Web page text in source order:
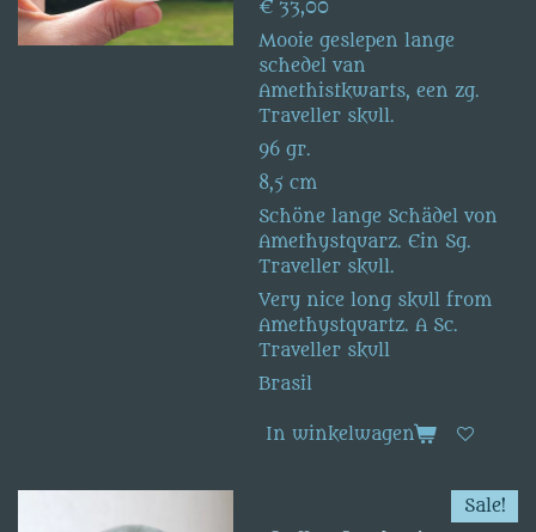
€ 33,00
Mooie geslepen lange
schedel van
Amethistkwarts, een zg.
Traveller skull.
96 gr.
8,5 cm
Schöne lange Schädel von
Amethystquarz. Ein Sg.
Traveller skull.
Very nice long skull from
Amethystquartz. A Sc.
Traveller skull
Brasil
In winkelwagen
Sale!